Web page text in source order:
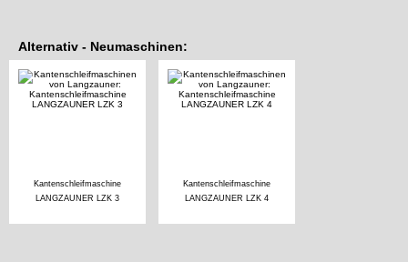
Alternativ - Neumaschinen:
Kantenschleifmaschine
LANGZAUNER LZK 3
Kantenschleifmaschine
LANGZAUNER LZK 4